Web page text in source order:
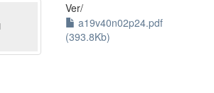
Ver/
a19v40n02p24.pdf
(393.8Kb)